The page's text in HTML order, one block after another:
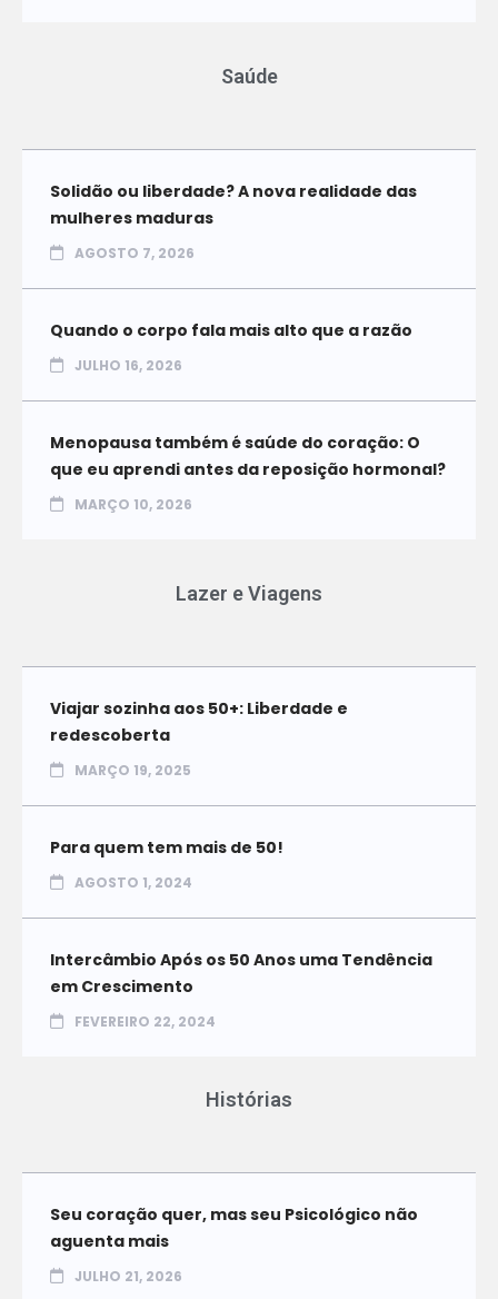
Saúde
Solidão ou liberdade? A nova realidade das
mulheres maduras
AGOSTO 7, 2026
Quando o corpo fala mais alto que a razão
JULHO 16, 2026
Menopausa também é saúde do coração: O
que eu aprendi antes da reposição hormonal?
MARÇO 10, 2026
Lazer e Viagens
Viajar sozinha aos 50+: Liberdade e
redescoberta
MARÇO 19, 2025
Para quem tem mais de 50!
AGOSTO 1, 2024
Intercâmbio Após os 50 Anos uma Tendência
em Crescimento
FEVEREIRO 22, 2024
Histórias
Seu coração quer, mas seu Psicológico não
aguenta mais
JULHO 21, 2026